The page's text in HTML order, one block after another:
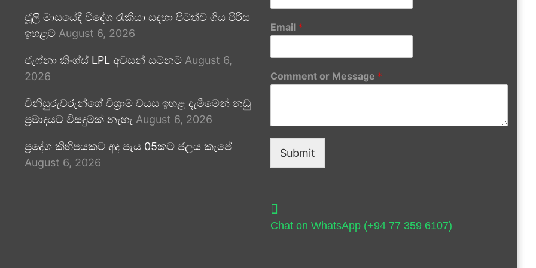
ජූලි මාසයේදී විදේශ රැකියා සඳහා පිටත්ව ගිය පිරිස
ඉහළට August 6, 2026
ජැෆ්නා කිංග්ස් LPL අවසන් සටනට August 6,
2026
විනිසුරුවරුන්ගේ විශ්‍රාම වයස ඉහළ දැමීමෙන් නඩු
ප්‍රමාදයට විසඳුමක් නැහැ August 6, 2026
ප්‍රදේශ කිහිපයකට අද පැය 05කට ජලය කැපේ
August 6, 2026
Email *
Comment or Message *
Submit
Chat on WhatsApp (+94 77 359 6107)